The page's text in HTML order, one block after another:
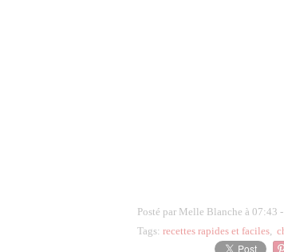
Posté par Melle Blanche à 07:43 -
Tags: recettes rapides et faciles,